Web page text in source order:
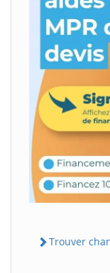
Trouver